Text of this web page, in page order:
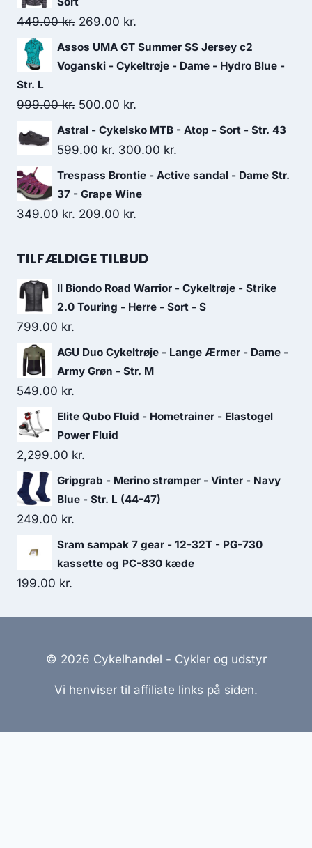
1,039.00 kr..
449.00kr. Original
price
was:
269.00 kr.
price
is:
Assos UMA GT Summer SS Jersey c2
Voganski - Cykeltrøje - Dame - Hydro Blue -
Str. L
999.00kr. Original
price
was:
500.00 kr.
price
is:
Astral - Cykelsko MTB - Atop - Sort - Str. 43
599.00kr. Original
price
was:
599.00 kr..
300.00 kr.
price
Trespass Brontie - Active sandal - Dame Str.
37 - Grape Wine
349.00kr. Original
was:
209.00 kr.
is:
TILFÆLDIGE TILBUD
Il Biondo Road Warrior - Cykeltrøje - Strike
2.0 Touring - Herre - Sort - S
799.00 kr.
AGU Duo Cykeltrøje - Lange Ærmer - Dame -
Army Grøn - Str. M
549.00 kr.
Elite Qubo Fluid - Hometrainer - Elastogel
Power Fluid
2,299.00 kr.
Gripgrab - Merino strømper - Vinter - Navy
Blue - Str. L (44-47)
249.00 kr.
Sram sampak 7 gear - 12-32T - PG-730
kassette og PC-830 kæde
199.00 kr.
© 2026 Cykelhandel - Cykler og udstyr
Vi henviser til affiliate links på siden.